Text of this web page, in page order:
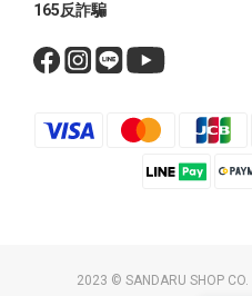
165反詐騙
2023 © SANDARU SHOP CO.